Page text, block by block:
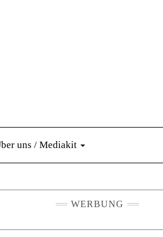
uns / Mediakit
WERBUNG